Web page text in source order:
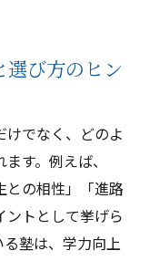
選び方のヒン
でなく、どのよ
す。例えば、
との相性」「進路
トとして挙げら
塾は、学力向上